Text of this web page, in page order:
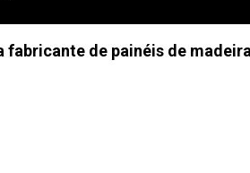
de painéis de